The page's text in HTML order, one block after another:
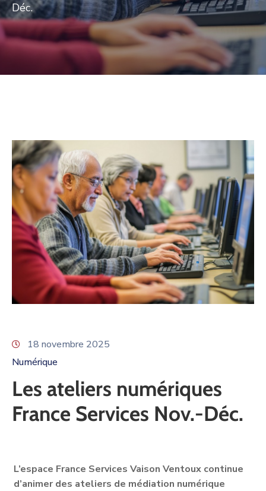
Déc.
18 novembre 2025
Numérique
Les ateliers numériques
France Services Nov.-Déc.
L’espace France Services Vaison Ventoux continue
d’animer des ateliers de médiation numérique